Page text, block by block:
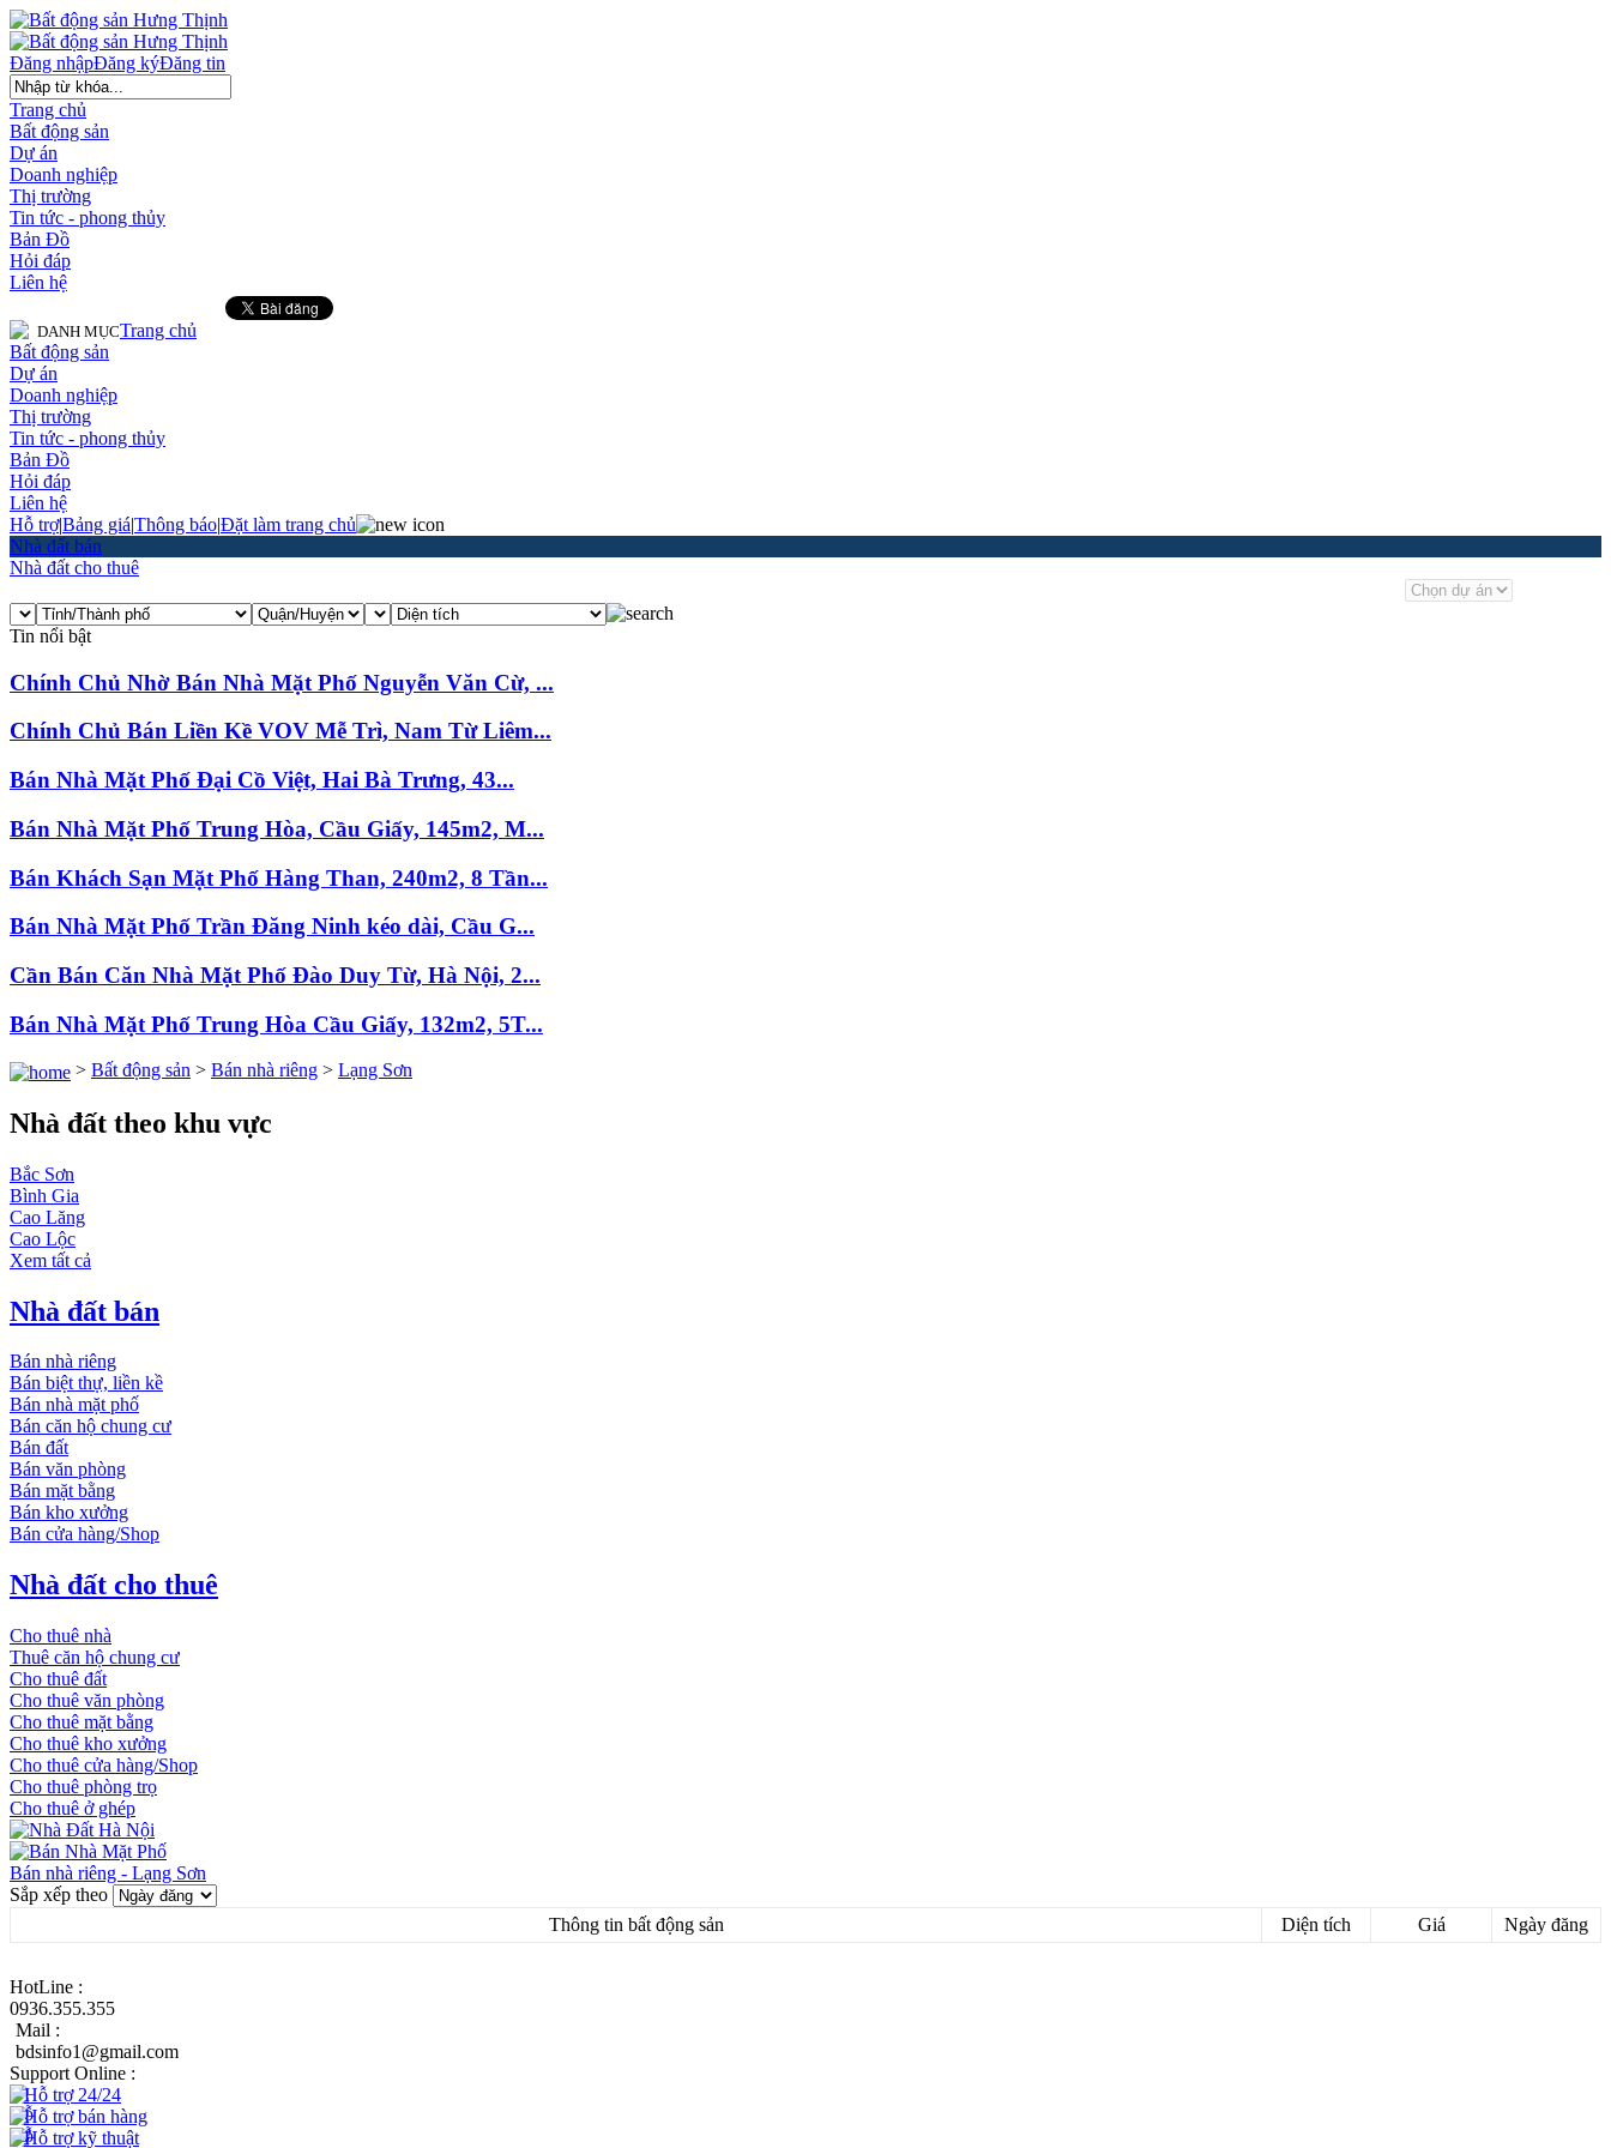
Đăng ký
Đăng nhập Đăng tin
Trang chủ
Bất động sản
Dự án
Doanh nghiệp
Thị trường
Tin tức - phong thủy
Bản Đồ
Hỏi đáp
Liên hệ
DANH MỤCTrang chủ
Bất động sản
Dự án
Doanh nghiệp
Thị trường
Tin tức - phong thủy
Bản Đồ
Hỏi đáp
Liên hệ
Hỗ trợ|Bảng giá|Thông báo|Đặt làm trang chủ
Nhà đất bán
Nhà đất cho thuê
Tin nổi bật
Chính Chủ Nhờ Bán Nhà Mặt Phố Nguyễn Văn Cừ, ...
Chính Chủ Bán Liền Kề VOV Mễ Trì, Nam Từ Liêm...
Bán Nhà Mặt Phố Đại Cồ Việt, Hai Bà Trưng, 43...
Bán Nhà Mặt Phố Trung Hòa, Cầu Giấy, 145m2, M...
Bán Khách Sạn Mặt Phố Hàng Than, 240m2, 8 Tần...
Bán Nhà Mặt Phố Trần Đăng Ninh kéo dài, Cầu G...
Cần Bán Căn Nhà Mặt Phố Đào Duy Từ, Hà Nội, 2...
Bán Nhà Mặt Phố Trung Hòa Cầu Giấy, 132m2, 5T...
> Bất động sản > Bán nhà riêng > Lạng Sơn
Nhà đất theo khu vực
Bắc Sơn
Bình Gia
Cao Lăng
Cao Lộc
Xem tất cả
Nhà đất bán
Bán nhà riêng
Bán biệt thự, liền kề
Bán nhà mặt phố
Bán căn hộ chung cư
Bán đất
Bán văn phòng
Bán mặt bằng
Bán kho xưởng
Bán cửa hàng/Shop
Nhà đất cho thuê
Cho thuê nhà
Thuê căn hộ chung cư
Cho thuê đất
Cho thuê văn phòng
Cho thuê mặt bằng
Cho thuê kho xưởng
Cho thuê cửa hàng/Shop
Cho thuê phòng trọ
Cho thuê ở ghép
Bán nhà riêng - Lạng Sơn
Sắp xếp theo
Thông tin bất động sản
Diện tích Giá Ngày đăng
HotLine :
0936.355.355
Mail :
bdsinfo1@gmail.com
Support Online :
Hỗ trợ 24/24
Hỗ trợ bán hàng
Hỗ trợ kỹ thuật